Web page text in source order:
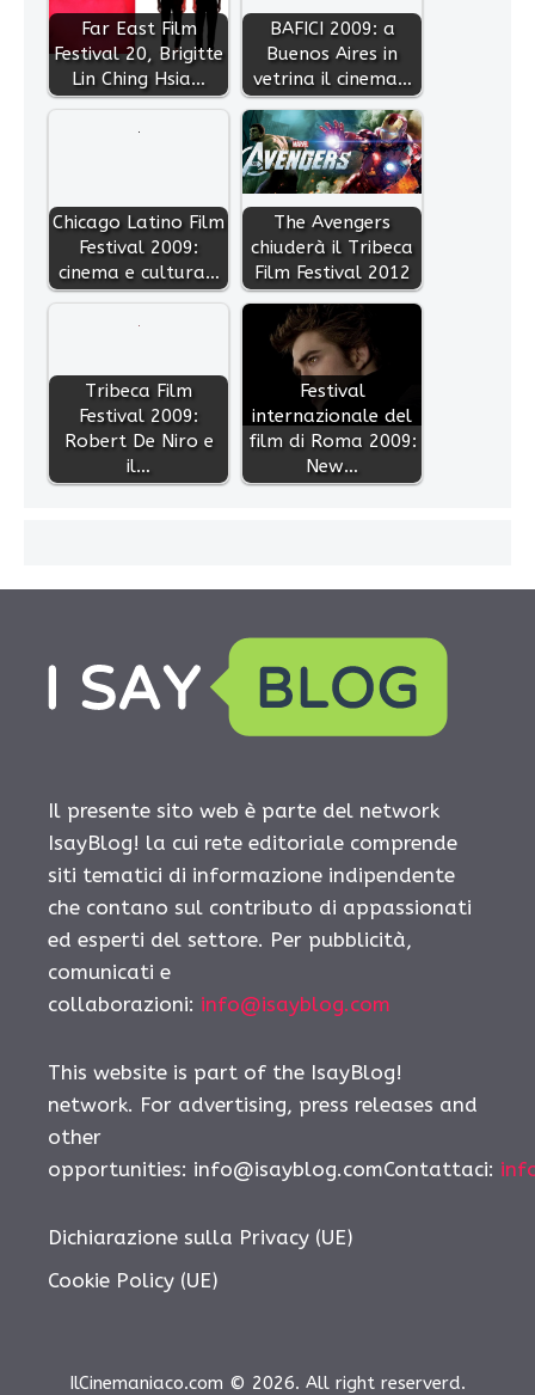
Far East Film
Festival 20, Brigitte
Lin Ching Hsia…
BAFICI 2009: a
Buenos Aires in
vetrina il cinema…
Chicago Latino Film
Festival 2009:
cinema e cultura…
The Avengers
chiuderà il Tribeca
Film Festival 2012
Tribeca Film
Festival 2009:
Robert De Niro e
il…
Festival
internazionale del
film di Roma 2009:
New…
Il presente sito web è parte del network
IsayBlog! la cui rete editoriale comprende
siti tematici di informazione indipendente
che contano sul contributo di appassionati
ed esperti del settore. Per pubblicità,
comunicati e
collaborazioni: info@isayblog.com
This website is part of the IsayBlog!
network. For advertising, press releases and
other
opportunities: info@isayblog.comContattaci:
Dichiarazione sulla Privacy (UE)
Cookie Policy (UE)
IlCinemaniaco.com © 2026. All right reserverd.